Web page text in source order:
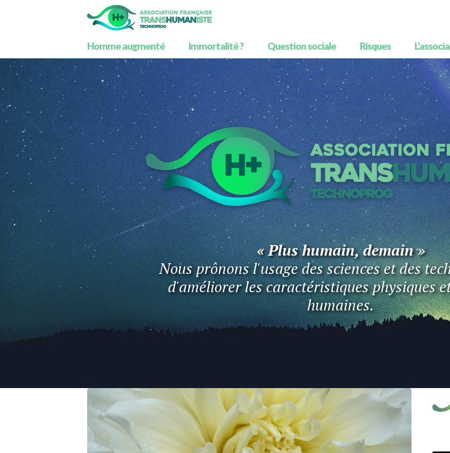
Homme augmenté Immortalité ? Question sociale Risques
« Plus humain, demain »
Nous prônons l'usage des sciences et des
d'améliorer les caractéristiques physiques
humaines.